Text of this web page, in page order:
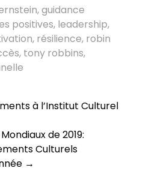
,guidance
positives, leadership,
, résilience, robin
, tony robbins,
à l’Institut Culturel
de 2019:
Culturels
→